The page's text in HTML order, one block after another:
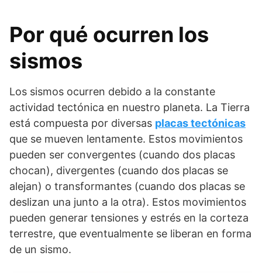
Por qué ocurren los
sismos
Los sismos ocurren debido a la constante
actividad tectónica en nuestro planeta. La Tierra
está compuesta por diversas placas tectónicas
que se mueven lentamente. Estos movimientos
pueden ser convergentes (cuando dos placas
chocan), divergentes (cuando dos placas se
alejan) o transformantes (cuando dos placas se
deslizan una junto a la otra). Estos movimientos
pueden generar tensiones y estrés en la corteza
terrestre, que eventualmente se liberan en forma
de un sismo.